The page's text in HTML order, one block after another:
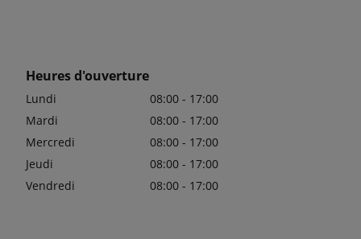
Heures d'ouverture
Lundi
08:00 - 17:00
Mardi
08:00 - 17:00
Mercredi
08:00 - 17:00
Jeudi
08:00 - 17:00
Vendredi
08:00 - 17:00